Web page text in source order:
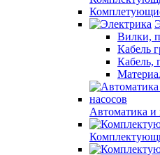
Вилки,
Кабель
Кабель,
Автоматика и